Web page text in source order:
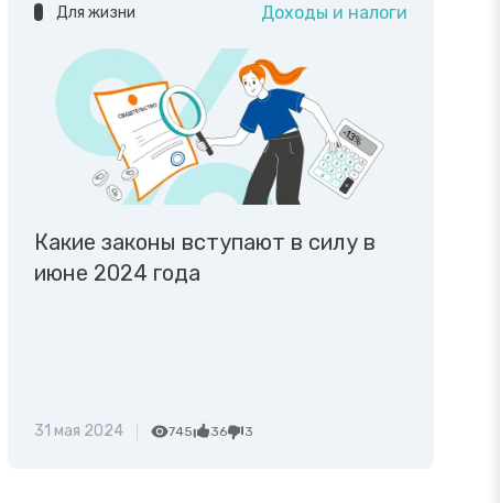
Для жизни Доходы и налоги
Какие законы вступают в силу в
июне 2024 года
31 мая 2024 745 36 3